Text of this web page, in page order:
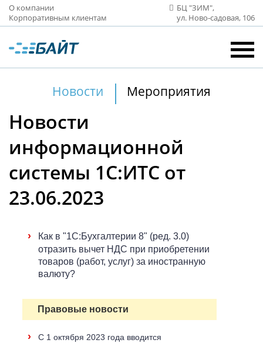
О компании
Корпоративным клиентам
БЦ "ЗИМ",
ул. Ново‑садовая, 106
Новости Мероприятия
Новости
информационной
системы 1С:ИТС от
23.06.2023
›
Как в "1С:Бухгалтерии 8" (ред. 3.0)
отразить вычет НДС при приобретении
товаров (работ, услуг) за иностранную
валюту?
Правовые новости
›
С 1 октября 2023 года вводится